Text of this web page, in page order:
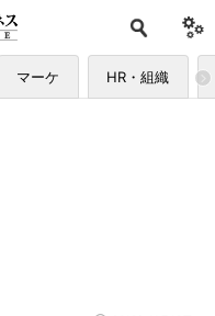
マーケ HR・組織